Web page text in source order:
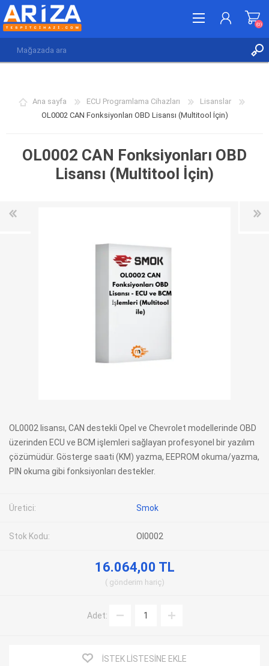
(0)
(0)
Ana sayfa ECU Programlama Cihazları
Lisanslar
OL0002 CAN Fonksiyonları OBD Lisansı (Multitool İçin)
OL0002 CAN Fonksiyonları OBD
Lisansı (Multitool İçin)
OL0002 lisansı, CAN destekli Opel ve Chevrolet modellerinde OBD
üzerinden ECU ve BCM işlemleri sağlayan profesyonel bir yazılım
çözümüdür. Gösterge saati (KM) yazma, EEPROM okuma/yazma,
PIN okuma gibi fonksiyonları destekler.
Üretici: Smok
Stok Kodu: Ol0002
16.064,00 TL
gönderim hariç
Adet:
İSTEK LISTESINE EKLE